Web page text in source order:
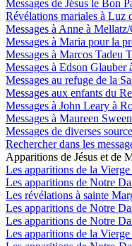
Messages de Jésus le Bon
Révélations mariales à Luz
Messages à Anne à
Messages à Maria pour la
Messages à Marcos Tadeu
Messages à Edson
Messages au refuge de la
Messages aux enfants du
Messages à John Leary à
Messages à Maureen
Messages de diverses
Rechercher dans les
Apparitions de Jésus et de
Les apparitions de la
Les apparitions de Notre
Les révélations à sainte
Les apparitions de Notre
Les apparitions de Notre
Les apparitions de la